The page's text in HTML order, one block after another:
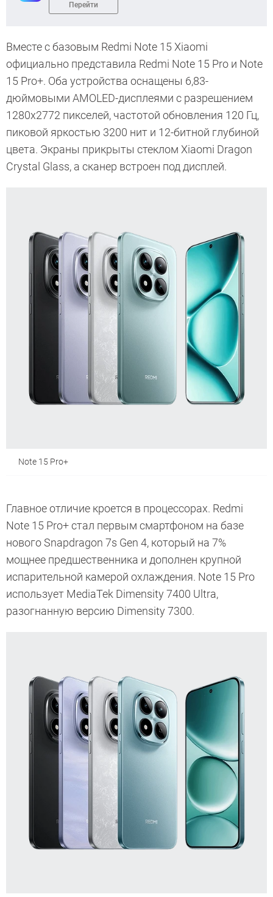
Перейти
Вместе с базовым Redmi Note 15 Xiaomi
официально представила Redmi Note 15 Pro и Note
15 Pro+. Оба устройства оснащены 6,83-
дюймовыми AMOLED-дисплеями с разрешением
1280х2772 пикселей, частотой обновления 120 Гц,
пиковой яркостью 3200 нит и 12-битной глубиной
цвета. Экраны прикрыты стеклом Xiaomi Dragon
Crystal Glass, а сканер встроен под дисплей.
Note 15 Pro+
Главное отличие кроется в процессорах. Redmi
Note 15 Pro+ стал первым смартфоном на базе
нового Snapdragon 7s Gen 4, который на 7%
мощнее предшественника и дополнен крупной
испарительной камерой охлаждения. Note 15 Pro
использует MediaTek Dimensity 7400 Ultra,
разогнанную версию Dimensity 7300.